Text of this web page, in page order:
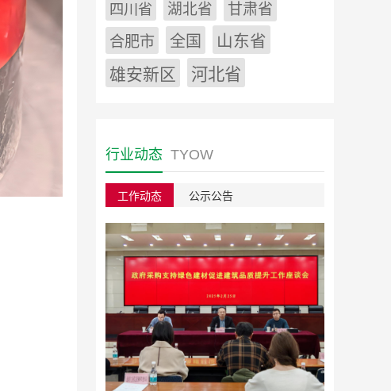
四川省
湖北省
甘肃省
合肥市
全国
山东省
雄安新区
河北省
行业动态 TYOW
工作动态 公示公告